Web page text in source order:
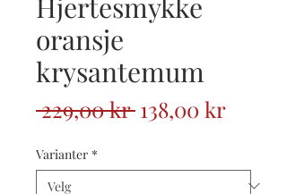
oransje
krysantemum
229,00 kr Vanlig
138,00 kr
Varianter *